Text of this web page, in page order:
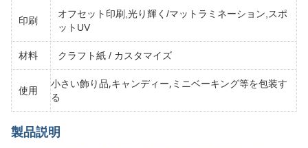
印刷
オフセット印刷,光り輝く/マットラミネーション,スポ
ットUV
材料 クラフト紙 / カスタマイズ
使用
小さい飾り品,キャンディー,ミニベーキング等を包装す
る
製品説明